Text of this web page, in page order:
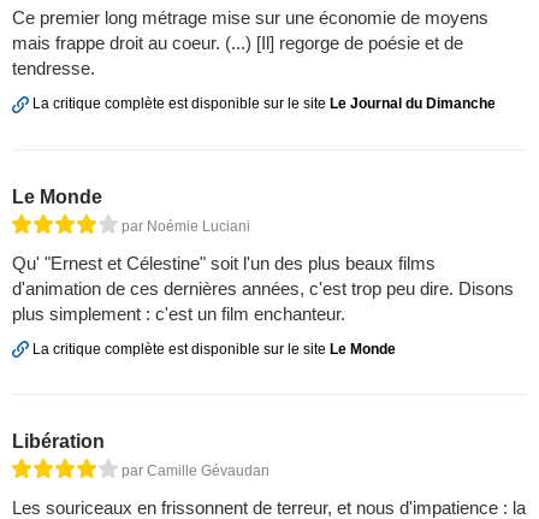
Ce premier long métrage mise sur une économie de moyens
mais frappe droit au coeur. (...) [Il] regorge de poésie et de
tendresse.
La critique complète est disponible sur le site Le Journal du Dimanche
Le Monde
par Noémie Luciani
Qu' "Ernest et Célestine" soit l'un des plus beaux films
d'animation de ces dernières années, c'est trop peu dire. Disons
plus simplement : c'est un film enchanteur.
La critique complète est disponible sur le site Le Monde
Libération
par Camille Gévaudan
Les souriceaux en frissonnent de terreur, et nous d'impatience : la